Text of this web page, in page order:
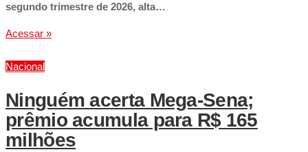
segundo trimestre de 2026, alta…
Acessar »
Nacional
Ninguém acerta Mega-Sena;
prêmio acumula para R$ 165
milhões